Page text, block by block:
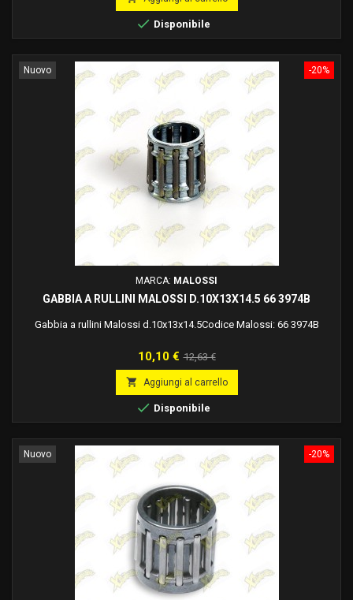
 Disponibile
-20%
Nuovo
MARCA: MALOSSI
GABBIA A RULLINI MALOSSI D.10X13X14.5 66 3974B
Gabbia a rullini Malossi d.10x13x14.5Codice Malossi: 66 3974B
Prezzo
10,10 € Prezzo
base
12,63 €
 Aggiungi al carrello
 Disponibile
-20%
Nuovo